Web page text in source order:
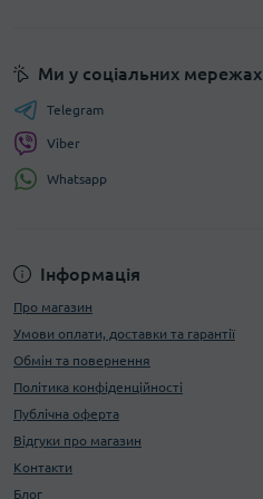
Інформація
Про магазин
Умови оплати, доставки та гарантії
Обмін та повернення
Політика конфіденційності
Публічна оферта
Відгуки про магазин
Контакти
Блог
Ми у соціальних мережах
Telegram
Viber
Whatsapp